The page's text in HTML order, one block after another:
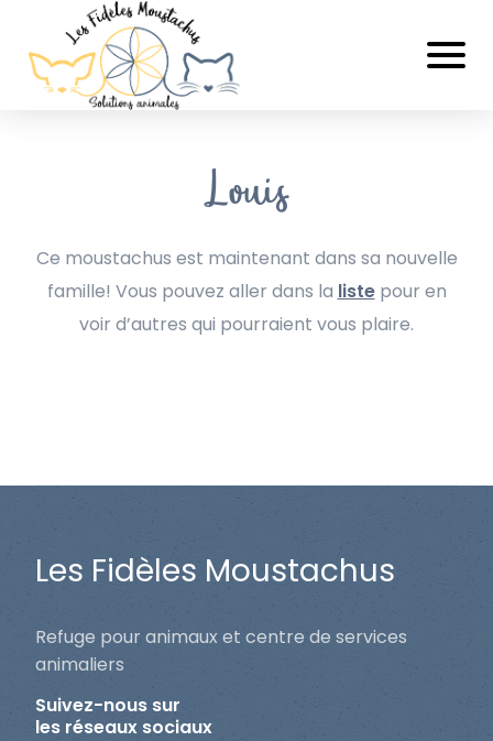
Louis
Ce moustachus est maintenant dans sa nouvelle
famille! Vous pouvez aller dans la listepour en
voir d’autres qui pourraient vous plaire.
Les Fidèles Moustachus
Refuge pour animaux et centre de services
animaliers
Suivez-nous sur
les réseaux sociaux